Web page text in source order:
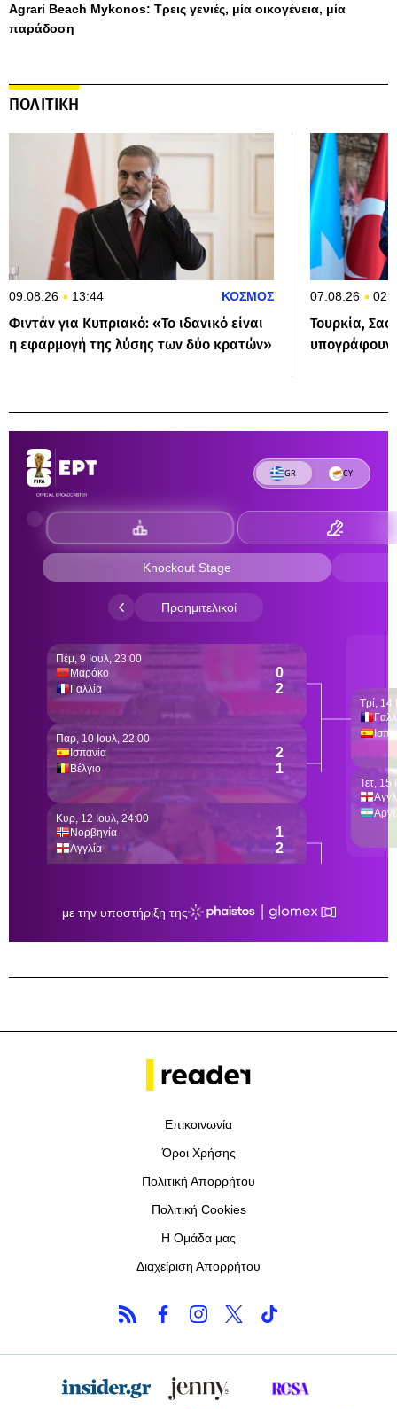
Agrari Beach Mykonos: Τρεις γενιές, μία οικογένεια, μία
παράδοση
ΠΟΛΙΤΙΚΗ
09.08.26 13:44 ΚΟΣΜΟΣ
Φιντάν για Κυπριακό: «Το ιδανικό είναι
η εφαρμογή της λύσης των δύο κρατών»
07.08.26
Τουρκία,
υπογράφουν
Επικοινωνία
Όροι Χρήσης
Πολιτική Απορρήτου
Πολιτική Cookies
Η Ομάδα μας
Διαχείριση Απορρήτου